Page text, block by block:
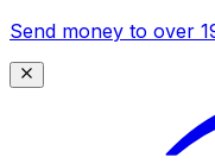
Send money to over